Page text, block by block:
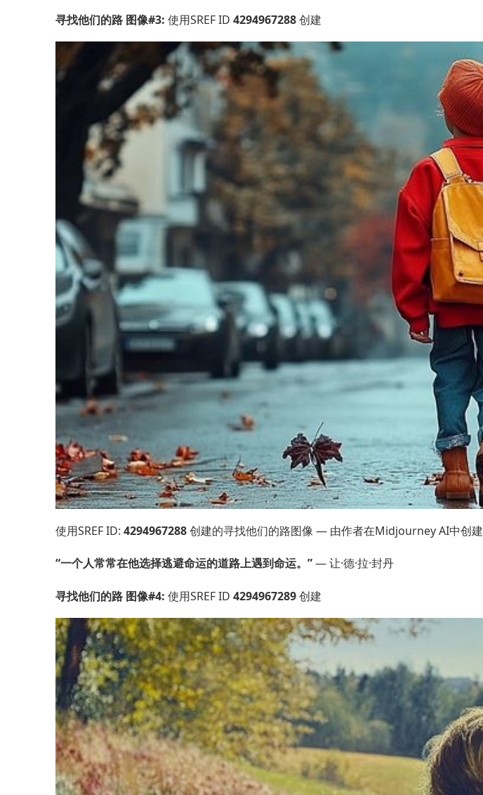
寻找他们的路 图像#3: 使用SREF ID 4294967288创建
使用SREF ID: 4294967288创建的寻找他们的路图像 — 由作者在Midjourney AI中创建
“一个人常常在他选择逃避命运的道路上遇到命运。”— 让·德·拉·封丹
寻找他们的路 图像#4: 使用SREF ID 4294967289创建